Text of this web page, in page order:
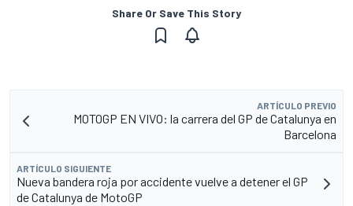
Share Or Save This Story
ARTÍCULO PREVIO
MOTOGP EN VIVO: la carrera del GP de Catalunya en
Barcelona
ARTÍCULO SIGUIENTE
Nueva bandera roja por accidente vuelve a detener el GP
de Catalunya de MotoGP